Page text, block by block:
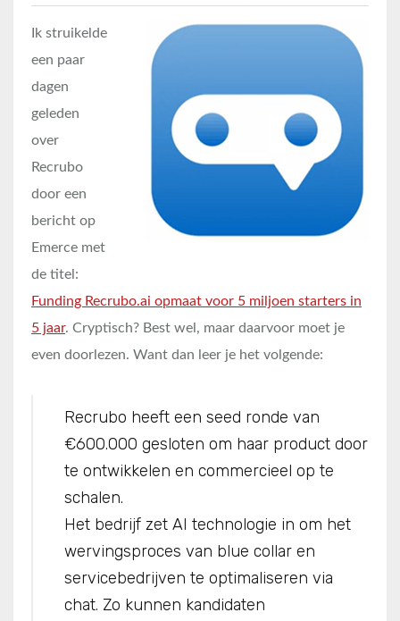
Ik struikelde
een paar
dagen
geleden
over
Recrubo
door een
bericht op
Emerce met
de titel:
Funding Recrubo.ai opmaat voor 5 miljoen starters in
5 jaar. Cryptisch? Best wel, maar daarvoor moet je
even doorlezen. Want dan leer je het volgende:
Recrubo heeft een seed ronde van
€600.000 gesloten om haar product door
te ontwikkelen en commercieel op te
schalen.
Het bedrijf zet AI technologie in om het
wervingsproces van blue collar en
servicebedrijven te optimaliseren via
chat. Zo kunnen kandidaten